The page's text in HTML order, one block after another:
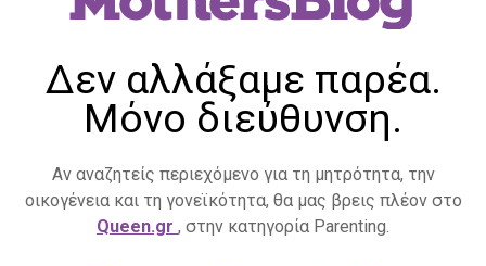
Δεν αλλάξαμε παρέα.
Μόνο διεύθυνση.
Αν αναζητείς περιεχόμενο για τη μητρότητα, την
οικογένεια και τη γονεϊκότητα, θα μας βρεις πλέον στο
Queen.gr , στην κατηγορία Parenting.